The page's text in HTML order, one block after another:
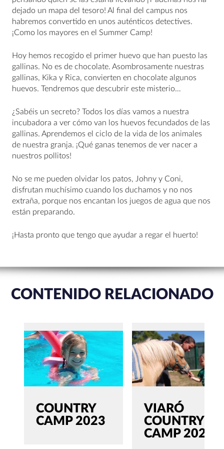
dejado un mapa del tesoro! Al final del campus nos
habremos convertido en unos auténticos detectives.
¡Como los mayores en el Summer Camp!
Hoy hemos recogido el primer huevo que han puesto las
gallinas. No es de chocolate. Asombrosamente nuestras
gallinas, Kika y Rica, convierten en chocolate algunos
huevos. Tendremos que descubrir este misterio…
¿Sabéis un secreto? Todos los días vamos a nuestra
incubadora a ver cómo van los huevos fecundados de las
gallinas. Aprendemos el ciclo de la vida de los animales
de nuestra granja. ¡Qué ganas tenemos de ver nacer a
nuestros pollitos!
No se me pueden olvidar los patos, Johny y Coni,
disfrutan muchísimo cuando los duchamos y no nos
extraña, porque nos encantan los juegos de agua que nos
están preparando.
¡Hasta pronto que tengo que ayudar a regar el huerto!
CONTENIDO RELACIONADO
COUNTRY
CAMP 2023
VIARÓ
COUNTRY
CAMP 2022